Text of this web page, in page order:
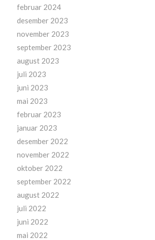
februar 2024
desember 2023
november 2023
september 2023
august 2023
juli 2023
juni 2023
mai 2023
februar 2023
januar 2023
desember 2022
november 2022
oktober 2022
september 2022
august 2022
juli 2022
juni 2022
mai 2022